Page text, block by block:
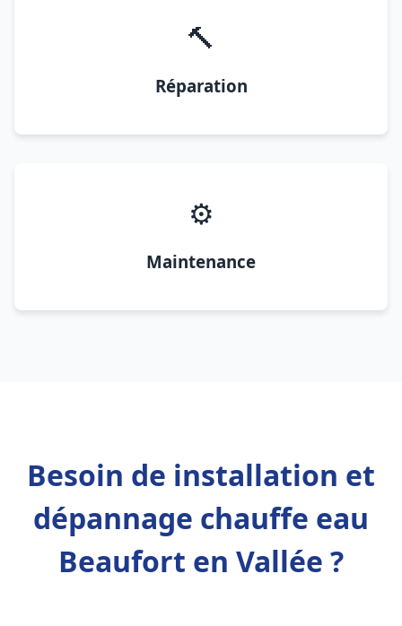
🔨
Réparation
⚙️
Maintenance
Besoin de installation et
dépannage chauffe eau
Beaufort en Vallée ?